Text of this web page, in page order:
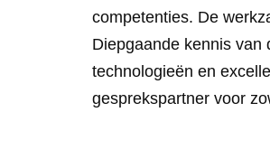
competenties. De
Diepgaande kennis van
technologieën en
gesprekspartner voor